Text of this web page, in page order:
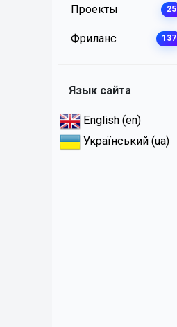
Проекты 25
Фриланс 137
Язык сайта
English (en)
Український (ua)